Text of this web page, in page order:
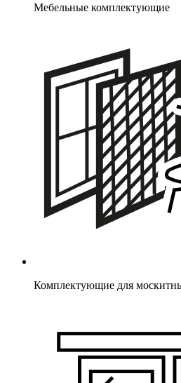
Мебельные комплектующие
Комплектующие для